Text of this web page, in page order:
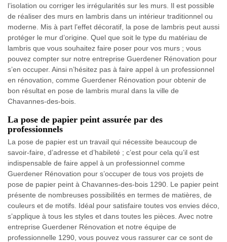
l’isolation ou corriger les irrégularités sur les murs. Il est possible
de réaliser des murs en lambris dans un intérieur traditionnel ou
moderne. Mis à part l’effet décoratif, la pose de lambris peut aussi
protéger le mur d’origine. Quel que soit le type du matériau de
lambris que vous souhaitez faire poser pour vos murs ; vous
pouvez compter sur notre entreprise Guerdener Rénovation pour
s’en occuper. Ainsi n’hésitez pas à faire appel à un professionnel
en rénovation, comme Guerdener Rénovation pour obtenir de
bon résultat en pose de lambris mural dans la ville de
Chavannes-des-bois.
La pose de papier peint assurée par des
professionnels
La pose de papier est un travail qui nécessite beaucoup de
savoir-faire, d’adresse et d’habileté ; c’est pour cela qu’il est
indispensable de faire appel à un professionnel comme
Guerdener Rénovation pour s’occuper de tous vos projets de
pose de papier peint à Chavannes-des-bois 1290. Le papier peint
présente de nombreuses possibilités en termes de matières, de
couleurs et de motifs. Idéal pour satisfaire toutes vos envies déco,
s’applique à tous les styles et dans toutes les pièces. Avec notre
entreprise Guerdener Rénovation et notre équipe de
professionnelle 1290, vous pouvez vous rassurer car ce sont de